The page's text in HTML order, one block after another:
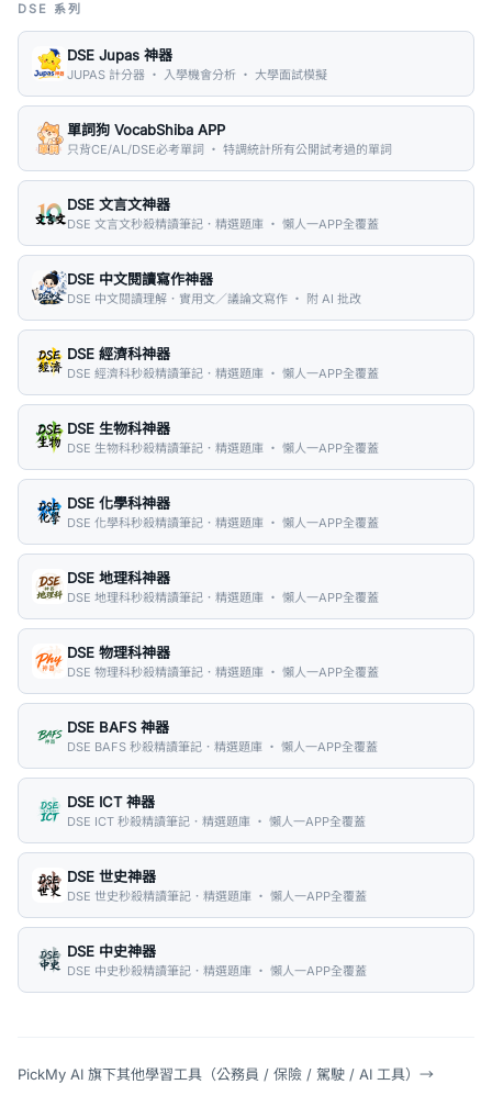
DSE 系列
DSE Jupas 神器
JUPAS 計分器 ・ 入學機會分析 ・ 大學面試模擬
單詞狗 VocabShiba APP
只背CE/AL/DSE必考單詞 ・ 特調統計所有公開試考過的單詞
DSE 文言文神器
DSE 文言文秒殺精讀筆記．精選題庫 ・ 懶人一APP全覆蓋
DSE 中文閱讀寫作神器
DSE 中文閱讀理解．實用文／議論文寫作 ・ 附 AI 批改
DSE 經濟科神器
DSE 經濟科秒殺精讀筆記．精選題庫 ・ 懶人一APP全覆蓋
DSE 生物科神器
DSE 生物科秒殺精讀筆記．精選題庫 ・ 懶人一APP全覆蓋
DSE 化學科神器
DSE 化學科秒殺精讀筆記．精選題庫 ・ 懶人一APP全覆蓋
DSE 地理科神器
DSE 地理科秒殺精讀筆記．精選題庫 ・ 懶人一APP全覆蓋
DSE 物理科神器
DSE 物理科秒殺精讀筆記．精選題庫 ・ 懶人一APP全覆蓋
DSE BAFS 神器
DSE BAFS 秒殺精讀筆記．精選題庫 ・ 懶人一APP全覆蓋
DSE ICT 神器
DSE ICT 秒殺精讀筆記．精選題庫 ・ 懶人一APP全覆蓋
DSE 世史神器
DSE 世史秒殺精讀筆記．精選題庫 ・ 懶人一APP全覆蓋
DSE 中史神器
DSE 中史秒殺精讀筆記．精選題庫 ・ 懶人一APP全覆蓋
PickMy AI 旗下其他學習工具（公務員 / 保險 / 駕駛 / AI 工具） →